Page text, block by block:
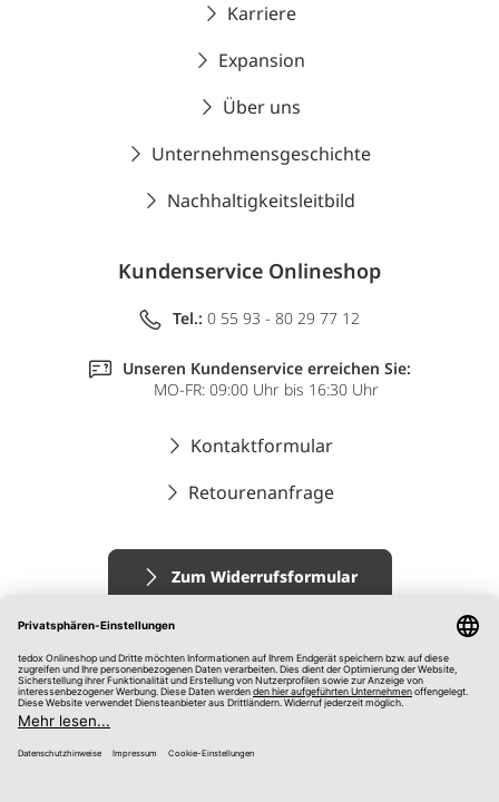
Karriere
Expansion
Über uns
Unternehmensgeschichte
Nachhaltigkeitsleitbild
Kundenservice Onlineshop
Tel.: 0 55 93 - 80 29 77 12
Unseren Kundenservice erreichen Sie:
MO-FR: 09:00 Uhr bis 16:30 Uhr
Kontaktformular
Retourenanfrage
Zum Widerrufsformular
Impressum
AGB
Datenschutz